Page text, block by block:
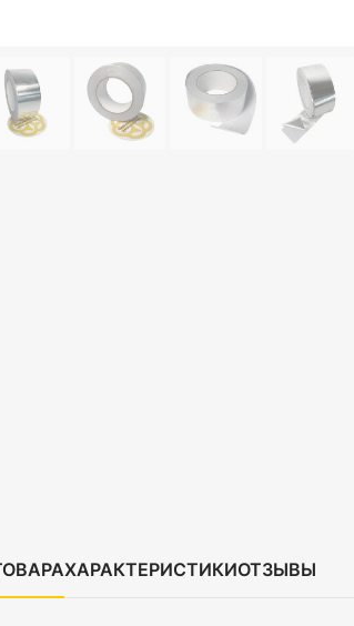
ХАРАКТЕРИСТИКИОТЗЫВЫ